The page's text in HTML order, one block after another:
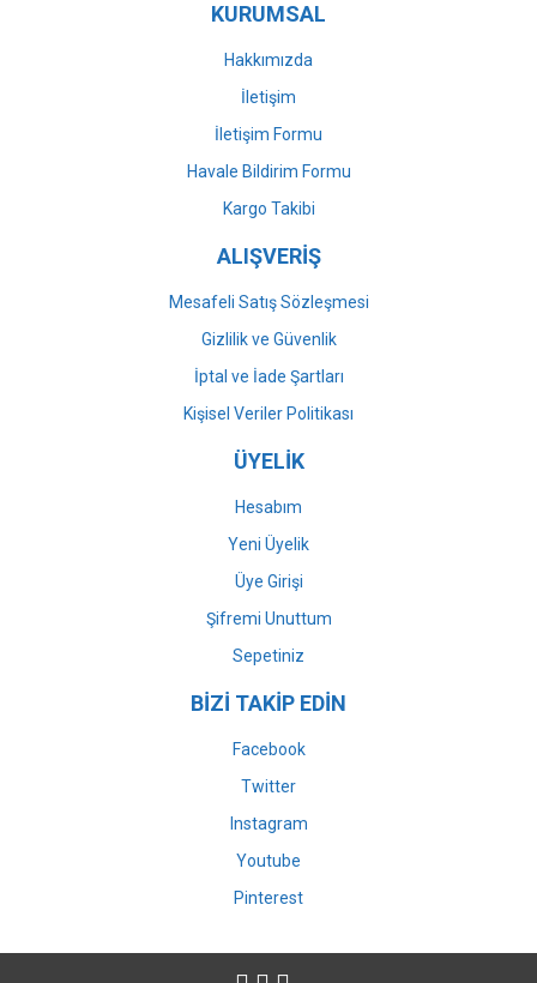
Ürün fiyatı diğer sitelerden daha pahalı.
Gönder
KURUMSAL
Hakkımızda
İletişim
İletişim Formu
Havale Bildirim Formu
Kargo Takibi
ALIŞVERİŞ
Mesafeli Satış Sözleşmesi
Gizlilik ve Güvenlik
İptal ve İade Şartları
Kişisel Veriler Politikası
ÜYELİK
Hesabım
Yeni Üyelik
Üye Girişi
Şifremi Unuttum
Sepetiniz
BİZİ TAKİP EDİN
Facebook
Twitter
Instagram
Youtube
Pinterest